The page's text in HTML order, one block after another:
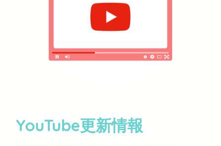
YouTube更新情報